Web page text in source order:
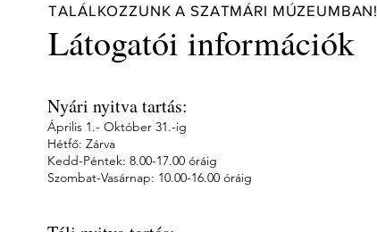
ÉL(E)TEM - Tanka László
könyvbemutató
TALÁLKOZZUNK A SZATMÁRI MÚZEUMBAN!
Látogatói információk
Nyári nyitva tartás:
Április 1.- Október 31.-ig
Hétfő: Zárva
Kedd-Péntek: 8.00-17.00 óráig
Szombat-Vasárnap: 10.00-16.00 óráig